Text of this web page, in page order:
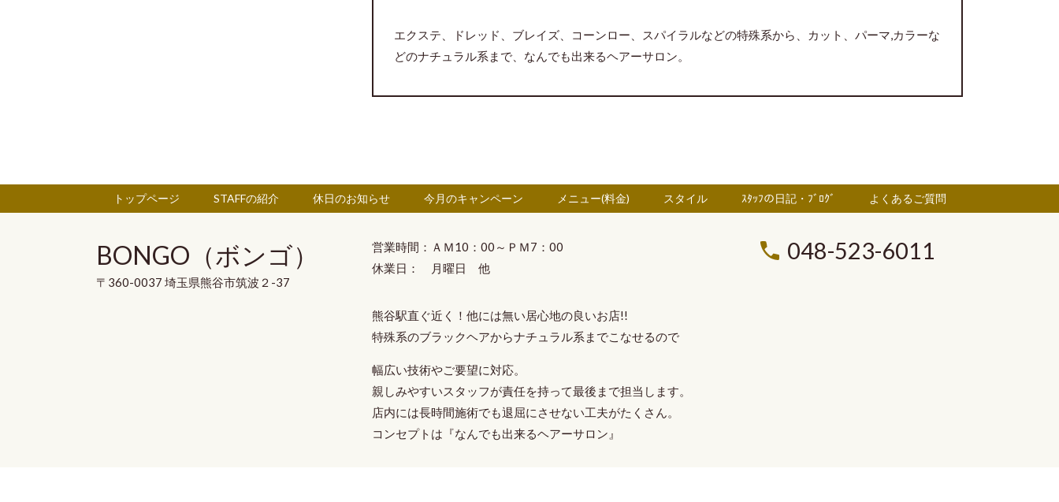
エクステ、ドレッド、ブレイズ、コーンロー、スパイラルなどの特殊系から、カット、パーマ,カラーな
どのナチュラル系まで、なんでも出来るヘアーサロン。
トップページ STAFFの紹介 休日のお知らせ 今月のキャンペーン メニュー(料金) スタイル ｽﾀｯﾌの日記・ﾌﾞﾛｸﾞ よくあるご質問
BONGO（ボンゴ）
〒360-0037 埼玉県熊谷市筑波２-37
営業時間：ＡＭ10：00～ＰＭ7：00
休業日： 月曜日 他
熊谷駅直ぐ近く！他には無い居心地の良いお店!!
特殊系のブラックヘアからナチュラル系 までこなせるので
幅広い技術やご要望に対応。
親しみやすいスタッフが責任を持って最後まで担当 します。
店内には長時間施術でも退屈にさせない工夫がたくさん。
コンセプトは 『なんでも出来るヘアーサロン』
048-523-6011